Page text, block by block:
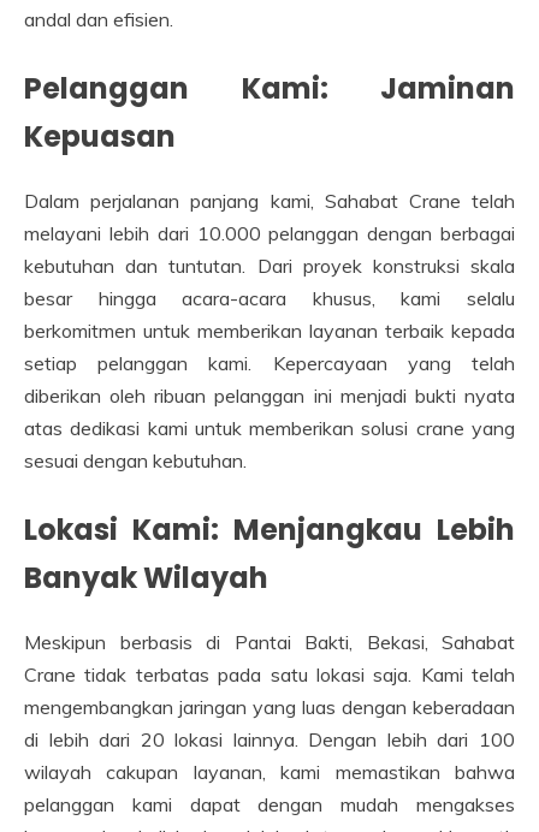
andal dan efisien.
Pelanggan Kami: Jaminan
Kepuasan
Dalam perjalanan panjang kami, Sahabat Crane telah
melayani lebih dari 10.000 pelanggan dengan berbagai
kebutuhan dan tuntutan. Dari proyek konstruksi skala
besar hingga acara-acara khusus, kami selalu
berkomitmen untuk memberikan layanan terbaik kepada
setiap pelanggan kami. Kepercayaan yang telah
diberikan oleh ribuan pelanggan ini menjadi bukti nyata
atas dedikasi kami untuk memberikan solusi crane yang
sesuai dengan kebutuhan.
Lokasi Kami: Menjangkau Lebih
Banyak Wilayah
Meskipun berbasis di Pantai Bakti, Bekasi, Sahabat
Crane tidak terbatas pada satu lokasi saja. Kami telah
mengembangkan jaringan yang luas dengan keberadaan
di lebih dari 20 lokasi lainnya. Dengan lebih dari 100
wilayah cakupan layanan, kami memastikan bahwa
pelanggan kami dapat dengan mudah mengakses